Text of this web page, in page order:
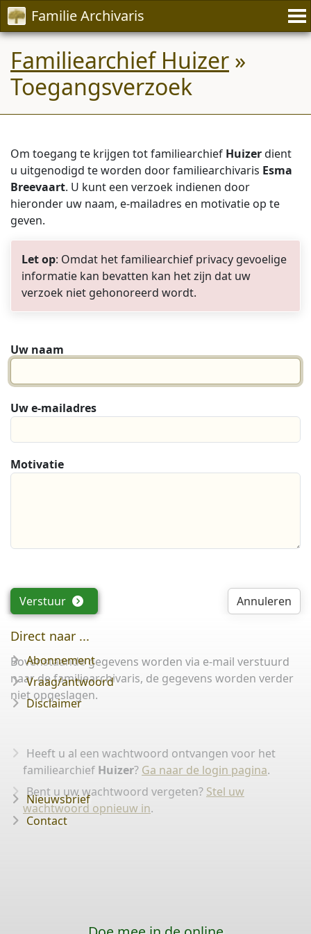
Familie Archivaris
Familiearchief Huizer »
Toegangsverzoek
Om toegang te krijgen tot familiearchief Huizerdient
u uitgenodigd te worden door familiearchivaris Esma
Breevaart. U kunt een verzoek indienen door
hieronder uw naam, e-mailadres en motivatie op te
geven.
Let op: Omdat het familiearchief privacy gevoelige
informatie kan bevatten kan het zijn dat uw
verzoek niet gehonoreerd wordt.
Uw naam
Uw e-mailadres
Motivatie
Verstuur Annuleren
Bovenstaande gegevens worden via e-mail verstuurd
naar de familiearchivaris, de gegevens worden verder
niet opgeslagen.
Heeft u al een wachtwoord ontvangen voor het
familiearchief Huizer? Ga naar de login pagina.
Bent u uw wachtwoord vergeten? Stel uw
wachtwoord opnieuw in.
Direct naar ...
Abonnement
Vraag/antwoord
Disclaimer
Nieuwsbrief
Contact